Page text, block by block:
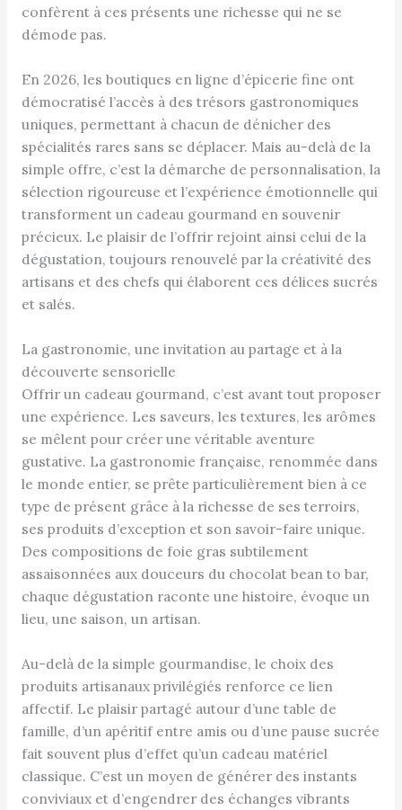
confèrent à ces présents une richesse qui ne se
démode pas.
En 2026, les boutiques en ligne d’épicerie fine ont
démocratisé l’accès à des trésors gastronomiques
uniques, permettant à chacun de dénicher des
spécialités rares sans se déplacer. Mais au-delà de la
simple offre, c’est la démarche de personnalisation, la
sélection rigoureuse et l’expérience émotionnelle qui
transforment un cadeau gourmand en souvenir
précieux. Le plaisir de l’offrir rejoint ainsi celui de la
dégustation, toujours renouvelé par la créativité des
artisans et des chefs qui élaborent ces délices sucrés
et salés.
La gastronomie, une invitation au partage et à la
découverte sensorielle
Offrir un cadeau gourmand, c’est avant tout proposer
une expérience. Les saveurs, les textures, les arômes
se mêlent pour créer une véritable aventure
gustative. La gastronomie française, renommée dans
le monde entier, se prête particulièrement bien à ce
type de présent grâce à la richesse de ses terroirs,
ses produits d’exception et son savoir-faire unique.
Des compositions de foie gras subtilement
assaisonnées aux douceurs du chocolat bean to bar,
chaque dégustation raconte une histoire, évoque un
lieu, une saison, un artisan.
Au-delà de la simple gourmandise, le choix des
produits artisanaux privilégiés renforce ce lien
affectif. Le plaisir partagé autour d’une table de
famille, d’un apéritif entre amis ou d’une pause sucrée
fait souvent plus d’effet qu’un cadeau matériel
classique. C’est un moyen de générer des instants
conviviaux et d’engendrer des échanges vibrants